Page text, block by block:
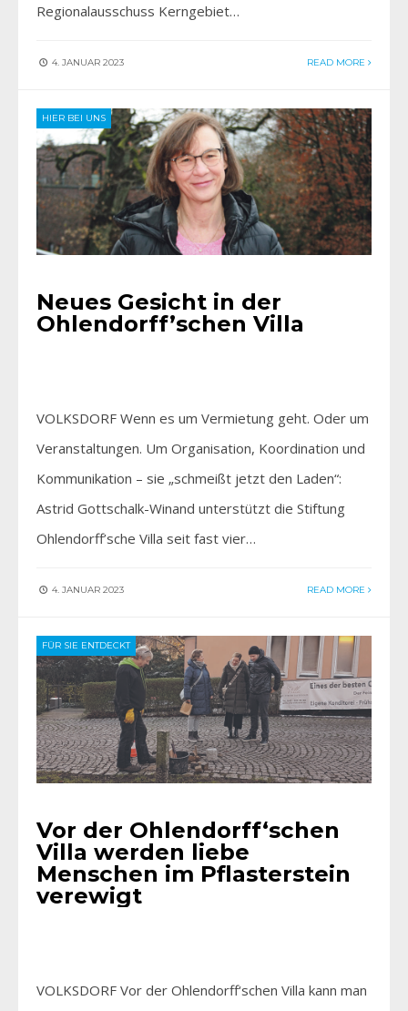
Regionalausschuss Kerngebiet…
4. JANUAR 2023 READ MORE
HIER BEI UNS
Neues Gesicht in der
Ohlendorff’schen Villa
VOLKSDORF Wenn es um Vermietung geht. Oder um
Veranstaltungen. Um Organisation, Koordination und
Kommunikation – sie „schmeißt jetzt den Laden“:
Astrid Gottschalk-Winand unterstützt die Stiftung
Ohlendorff’sche Villa seit fast vier…
4. JANUAR 2023 READ MORE
FÜR SIE ENTDECKT
Vor der Ohlendorff‘schen
Villa werden liebe
Menschen im Pflasterstein
verewigt
VOLKSDORF Vor der Ohlendorff‘schen Villa kann man